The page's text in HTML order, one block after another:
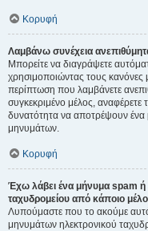
Κορυφή
Λαμβάνω συνέχεια
Μπορείτε να διαγράψετε
χρησιμοποιώντας τους
περίπτωση που λαμβάνετε
συγκεκριμένο μέλος,
δυνατότητα να αποτρέψουν
μηνυμάτων.
Κορυφή
Έχω λάβει ένα μήνυμα spam ή
ταχυδρομείου από κάποιο
Λυπούμαστε που το ακούμε
μηνυμάτων ηλεκτρονικού